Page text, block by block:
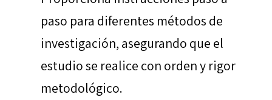
paso para diferentes métodos de
investigación, asegurando que el
estudio se realice con orden y rigor
metodológico.